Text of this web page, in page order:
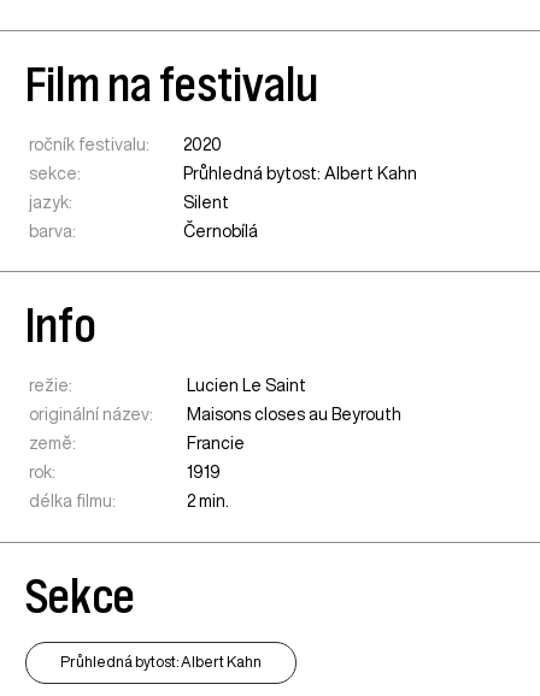
Film na festivalu
ročník festivalu:
2020
sekce:
Průhledná bytost: Albert Kahn
jazyk:
Silent
barva:
Černobílá
Info
režie:
Lucien Le Saint
originální název:
Maisons closes au Beyrouth
země:
Francie
rok:
1919
délka filmu:
2 min.
Sekce
Průhledná bytost: Albert Kahn